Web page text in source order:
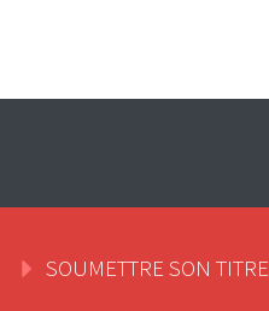
SOUMETTRE SON TITRE